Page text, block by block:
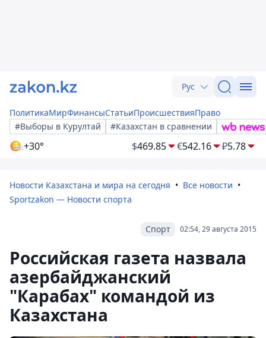
Рус
ПолитикаМирФинансыСтатьиПроисшествияПраво
#Выборы в Курултай
#Казахстан в сравнении
+30° $469.85 €542.16 ₽5.78
Новости Казахстана и мира на сегодня
Все новости
Sportzakon — Новости спорта
02:54, 29 августа 2015
Спорт
Российская газета назвала
азербайджанский
"Карабах" командой из
Казахстана